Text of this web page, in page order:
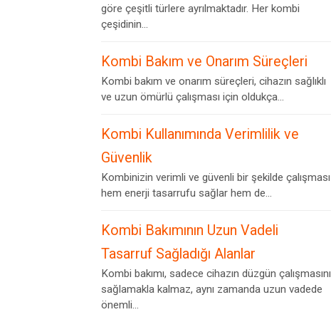
göre çeşitli türlere ayrılmaktadır. Her kombi
çeşidinin...
Kombi Bakım ve Onarım Süreçleri
Kombi bakım ve onarım süreçleri, cihazın sağlıklı
ve uzun ömürlü çalışması için oldukça...
Kombi Kullanımında Verimlilik ve
Güvenlik
Kombinizin verimli ve güvenli bir şekilde çalışması
hem enerji tasarrufu sağlar hem de...
Kombi Bakımının Uzun Vadeli
Tasarruf Sağladığı Alanlar
Kombi bakımı, sadece cihazın düzgün çalışmasını
sağlamakla kalmaz, aynı zamanda uzun vadede
önemli...